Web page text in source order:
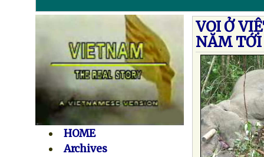
HOME
Archives
VOI Ở
NĂM TỚI